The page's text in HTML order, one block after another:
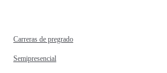
Carreras de pregrado
Semipresencial